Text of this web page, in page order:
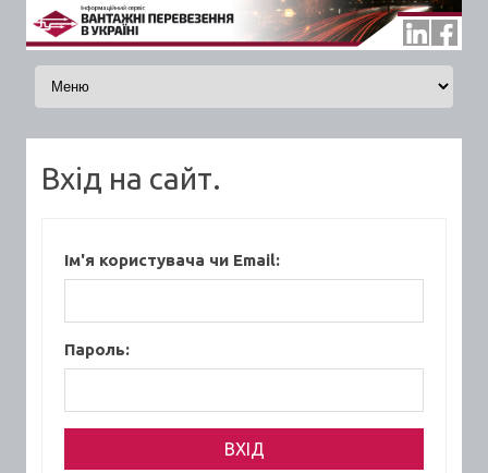
Skip to content
Вхід на сайт.
Ім'я користувача чи Email:
Пароль: